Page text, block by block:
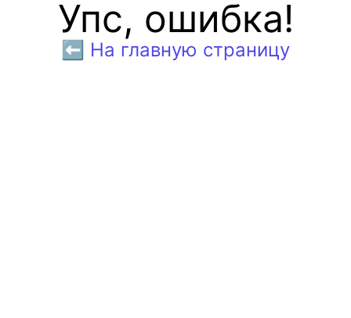
Упс, ошибка!
⬅️ На главную страницу